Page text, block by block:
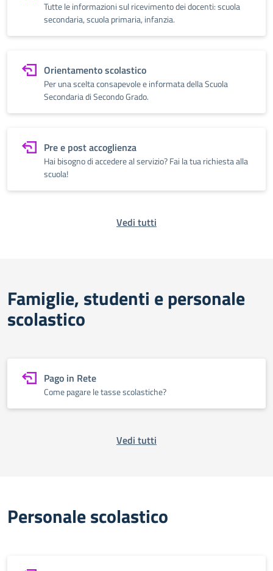
Tutte le informazioni sul ricevimento dei docenti: scuola
secondaria, scuola primaria, infanzia.
Orientamento scolastico
Per una scelta consapevole e informata della Scuola
Secondaria di Secondo Grado.
Pre e post accoglienza
Hai bisogno di accedere al servizio? Fai la tua richiesta alla
scuola!
Vedi tutti
Famiglie, studenti e personale
scolastico
Pago in Rete
Come pagare le tasse scolastiche?
Vedi tutti
Personale scolastico